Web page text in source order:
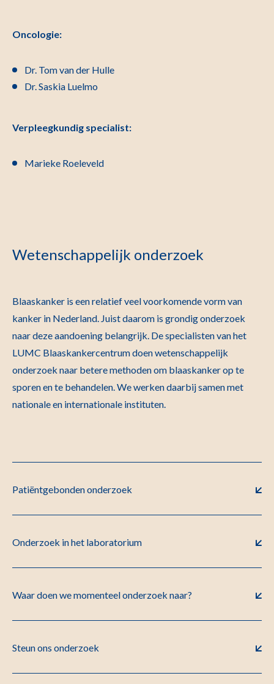
Oncologie:
Dr. Tom van der Hulle
Dr. Saskia Luelmo
Verpleegkundig specialist:
Marieke Roeleveld
Wetenschappelijk onderzoek
Blaaskanker is een relatief veel voorkomende vorm van
kanker in Nederland. Juist daarom is grondig onderzoek
naar deze aandoening belangrijk. De specialisten van het
LUMC Blaaskankercentrum doen wetenschappelijk
onderzoek naar betere methoden om blaaskanker op te
sporen en te behandelen. We werken daarbij samen met
nationale en internationale instituten.
Patiëntgebonden onderzoek
Onderzoek in het laboratorium
Waar doen we momenteel onderzoek naar?
Steun ons onderzoek